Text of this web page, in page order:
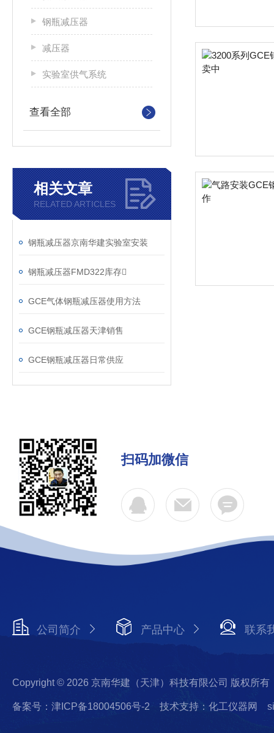
钢瓶减压器
减压器
实验室供气系统
查看全部
相关文章
RELATED ARTICLES
钢瓶减压器京南华建实验室安装
钢瓶减压器FMD322库存
GCE气体钢瓶减压器使用方法
GCE钢瓶减压器天津销售
GCE钢瓶减压器日常供应
扫码加微信
公司简介 产品中心 联系
Copyright © 2026 京南华建（天津）科技有限公司 版权所有
备案号：津ICP备18004506号-2 技术支持：化工仪器网